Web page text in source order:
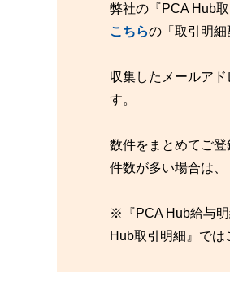
弊社の『PCA Hub
こちらの「取引明細
収集したメールア
す。
数件をまとめてご登
件数が多い場合は、
※『PCA Hub給与
Hub取引明細』では